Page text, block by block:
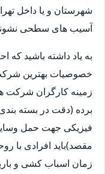
شهرستان و یا داخل
آسیب های سطحی
به یاد داشته باشید که
خصوصیات بهترین
زمینه کارگران شرکت
برده (دقت در بسته
فیزیکی جهت حمل
مقصد)باید افرادی با
زمان اسباب کشی و